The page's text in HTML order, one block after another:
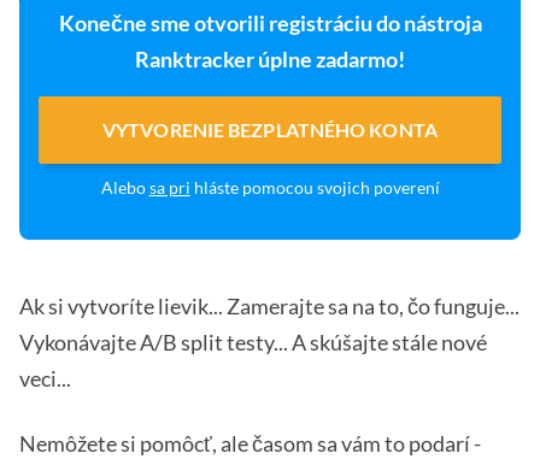
Konečne sme otvorili registráciu do nástroja
Ranktracker úplne zadarmo!
VYTVORENIE BEZPLATNÉHO KONTA
Alebosa pri hláste pomocou svojich poverení
Ak si vytvoríte lievik... Zamerajte sa na to, čo funguje...
Vykonávajte A/B split testy... A skúšajte stále nové
veci...
Nemôžete si pomôcť, ale časom sa vám to podarí -